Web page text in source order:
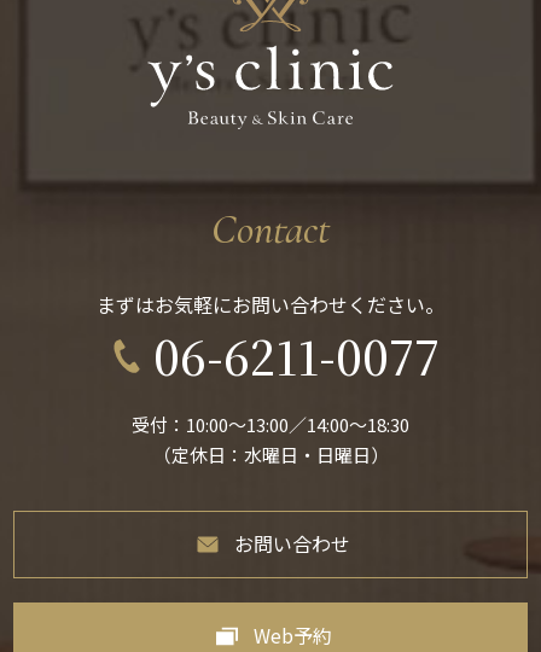
Contact
まずはお気軽にお問い合わせください。
06-6211-0077
受付：10:00〜13:00／14:00〜18:30
（定休日：水曜日・日曜日）
お問い合わせ
Web予約